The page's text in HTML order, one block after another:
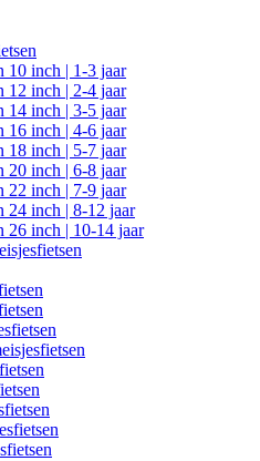
10 inch | 1-3 jaar
12 inch | 2-4 jaar
14 inch | 3-5 jaar
16 inch | 4-6 jaar
18 inch | 5-7 jaar
20 inch | 6-8 jaar
22 inch | 7-9 jaar
24 inch | 8-12 jaar
26 inch | 10-14 jaar